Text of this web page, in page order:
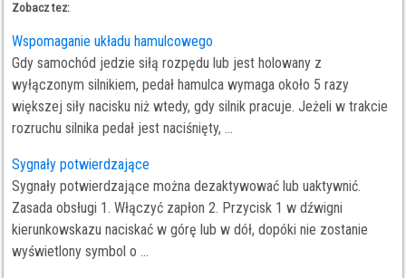
Zobacz tez:
Wspomaganie układu hamulcowego
Gdy samochód jedzie siłą rozpędu lub jest holowany z
wyłączonym silnikiem, pedał hamulca wymaga około 5 razy
większej siły nacisku niż wtedy, gdy silnik pracuje. Jeżeli w trakcie
rozruchu silnika pedał jest naciśnięty, ...
Sygnały potwierdzające
Sygnały potwierdzające można dezaktywować lub uaktywnić.
Zasada obsługi 1. Włączyć zapłon 2. Przycisk 1 w dźwigni
kierunkowskazu naciskać w górę lub w dół, dopóki nie zostanie
wyświetlony symbol o ...